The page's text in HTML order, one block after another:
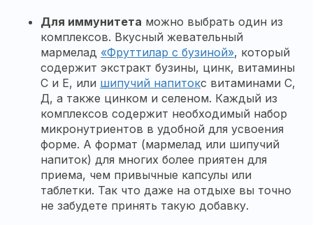
Для иммунитета можно выбрать один из
комплексов. Вкусный жевательный
мармелад «Фруттилар с бузиной», который
содержит экстракт бузины, цинк, витамины
С и Е, или шипучий напитокс витаминами С,
Д, а также цинком и селеном. Каждый из
комплексов содержит необходимый набор
микронутриентов в удобной для усвоения
форме. А формат (мармелад или шипучий
напиток) для многих более приятен для
приема, чем привычные капсулы или
таблетки. Так что даже на отдыхе вы точно
не забудете принять такую добавку.